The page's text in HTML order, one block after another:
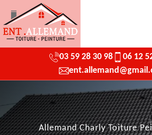
03 59 28 30 98
06 12
Allemand Charly Toiture